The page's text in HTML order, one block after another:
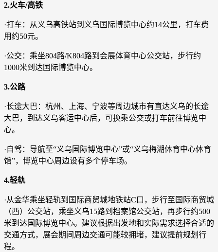
2.火车/高铁
·打车：从义乌高铁站到义乌国际博览中心约14公里，打车费
用约50元。
·公交：乘坐804路/K804路到会展体育中心公交站，步行约
1000米到达国际博览中心。
3.公路
·长途大巴：杭州、上海、宁波等周边城市有直达义乌的长途
大巴，到达义乌客运中心后，可换乘公交或打车前往博览中
心。
·自驾：导航至“义乌国际博览中心”或“义乌梅湖体育中心体育
馆”，博览中心周边设有多个停车场。
4.轻轨
·从金华乘坐轻轨到国际商贸城地铁站C口，步行至国际商贸城
（西）公交站，乘坐义乌15路到档案馆公交站，再步行约500
米到达国际博览中心。建议根据出发地和实际需求选择合适的
交通方式，展会期间周边交通可能较拥堵，建议提前规划行
程。